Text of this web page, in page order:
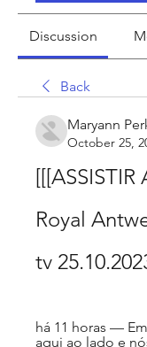
Discussion
Back
Maryann
October 25,
Royal
tv
há 11 horas —
aqui ao lado e